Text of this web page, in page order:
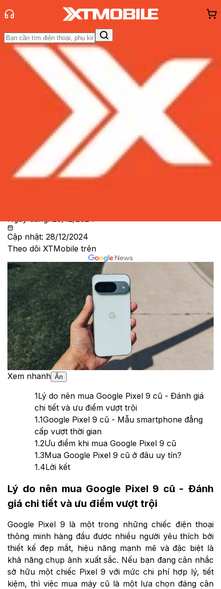
Trang chủ
Tin tức
Tư vấn
Đánh Giá - Trên TaySo Sánh Tư vấnKhuyến
Hỏi đáp App - Game Thông báo
hàng - Sự kiện
Lý do nên mua Google Pixel 9 cũ -
Đánh giá chi tiết và ưu điểm vượt
trội
Ngày đăng:28/12/2024
Cập nhật: 28/12/2024
Theo dõi XTMobile trên
Xem nhanh Ẩn
1Lý do nên mua Google Pixel 9 cũ - Đánh giá
chi tiết và ưu điểm vượt trội
1.1Google Pixel 9 cũ - Mẫu smartphone đẳng
cấp vượt thời gian
1.2Ưu điểm khi mua Google Pixel 9 cũ
1.3Mua Google Pixel 9 cũ ở đâu uy tín?
1.4Lời kết
Lý do nên mua Google Pixel 9 cũ - Đánh
giá chi tiết và ưu điểm vượt trội
Google Pixel 9 là một trong những chiếc điện thoại
thông minh hàng đầu được nhiều người yêu thích bởi
thiết kế đẹp mắt, hiệu năng mạnh mẽ và đặc biệt là
khả năng chụp ảnh xuất sắc. Nếu bạn đang cân nhắc
sở hữu một chiếc Pixel 9 với mức chi phí hợp lý, tiết
kiệm, thì việc mua máy cũ là một lựa chọn đáng cân